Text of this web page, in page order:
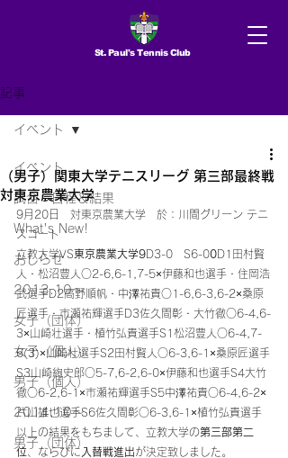
St. Paul's Tennis Club
記事
イベント
試合 日程＆結果
What's New!
おしらせ
2013.10〜
女子（団体）
女子（個人）
男子（個人）
2014.10〜
男子（団体）
イベント
（男子）関東大学テニスリーグ 第三部最終戦
対東京農業大学
9月20日　対東京農業大学　於：川間グリーン テニ
スコート
立教大学VS東京農業大学9D3-0　S6-00D1田村賢
人・松沼豊人○2-6,6-1,7-5×伊藤和也選手・住岡浩
武選手D2高野順帆・中澤祐貴○1-6,6-3,6-2×桑原
匠選手・市瀬祐輝選手D3佐久間彰・大竹徹○6-4,6-
3×山崎壮選手・植竹弘貴選手S1松沼豊人○6-4,7-
6(3)×山崎壮選手S2田村賢人○6-3,6-1×桑原匠選手
S3山崎絢史郎○5-7,6-2,6-0×伊藤和也選手S4大竹
徹○6-2,6-1×市瀬祐輝選手S5中澤祐貴○6-4,6-2×
片山雄也選手S6佐久間彰○6-3,6-1×植竹弘貴選手
以上の結果をもちまして、立教大学の第三部第二
位 、ならびに 入替戦進出が決定致しました。